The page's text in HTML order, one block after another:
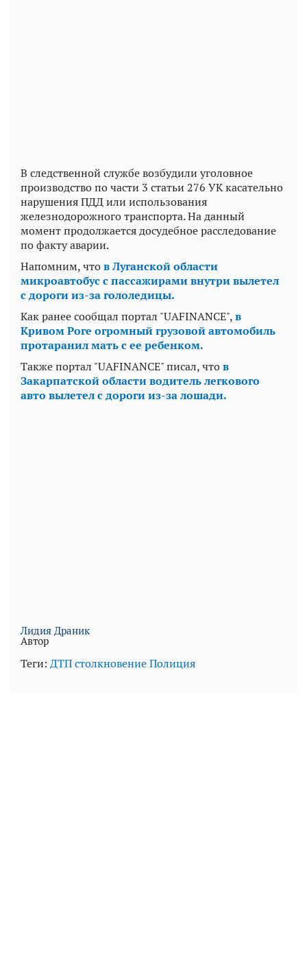
В следственной службе возбудили уголовное
производство по части 3 статьи 276 УК касательно
нарушения ПДД или использования
железнодорожного транспорта. На данный
момент продолжается досудебное расследование
по факту аварии.
Напомним, чтов Луганской области
микроавтобус с пассажирами внутри вылетел
с дороги из-за гололедицы.
Как ранее сообщал портал "UAFINANCE",в
Кривом Роге огромный грузовой автомобиль
протаранил мать с ее ребенком.
Также портал "UAFINANCE" писал, чтов
Закарпатской области водитель легкового
авто вылетел с дороги из-за лошади.
Лидия Драник
Автор
Теги: ДТПстолкновениеПолиция